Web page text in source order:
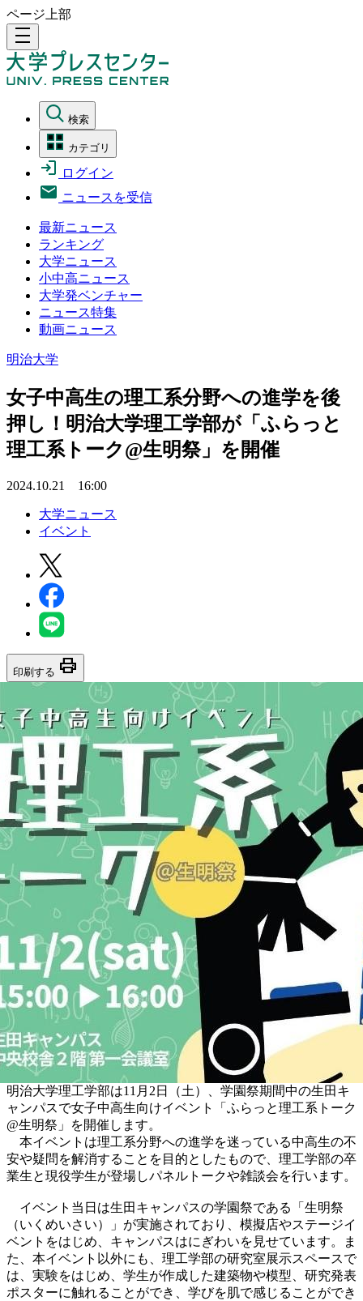
ページ上部
density_medium
検索
カテゴリ
ログイン
ニュースを受信
最新ニュース
ランキング
大学ニュース
小中高ニュース
大学発ベンチャー
ニュース特集
動画ニュース
明治大学
女子中高生の理工系分野への進学を後
押し！明治大学理工学部が「ふらっと
理工系トーク@生明祭」を開催
2024.10.21 16:00
大学ニュース
イベント
印刷する print
明治大学理工学部は11月2日（土）、学園祭期間中の生田キ
ャンパスで女子中高生向けイベント「ふらっと理工系トーク
@生明祭」を開催します。
本イベントは理工系分野への進学を迷っている中高生の不
安や疑問を解消することを目的としたもので、 理工学部の卒
業生と現役学生が登場しパネルトークや雑談会を行います。
イベント当日は生田キャンパスの学園祭である「生明祭
（いくめいさい）」が実施されており、模擬店やステージイ
ベントをはじめ、 キャンパスはにぎわいを見せています。ま
た、本イベント以外にも、理工学部の研究室展示スペースで
は、実験をはじめ、学生が作成した建築物や模型、研究発表
ポスターに触れることができ、学びを肌で感じることができ